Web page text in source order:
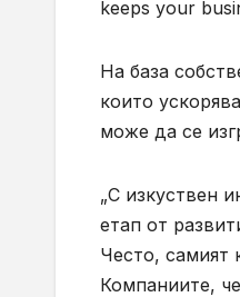
keeps your
На база
които
може да се
„С изкуствен
етап от
Често, самият
Компаниите,